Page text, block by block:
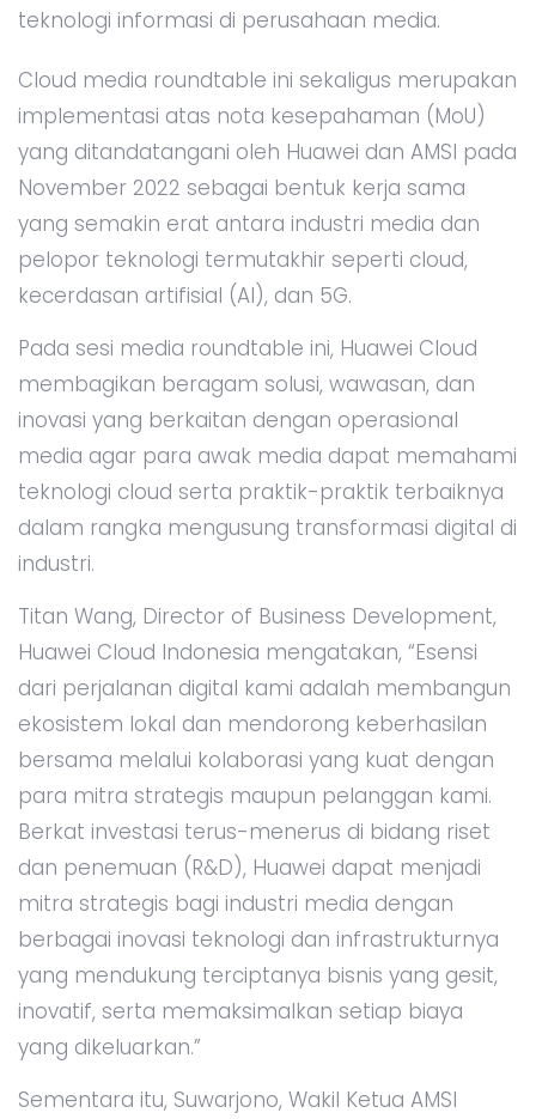
teknologi informasi di perusahaan media.
Cloud media roundtable ini sekaligus merupakan
implementasi atas nota kesepahaman (MoU)
yang ditandatangani oleh Huawei dan AMSI pada
November 2022 sebagai bentuk kerja sama
yang semakin erat antara industri media dan
pelopor teknologi termutakhir seperti cloud,
kecerdasan artifisial (AI), dan 5G.
Pada sesi media roundtable ini, Huawei Cloud
membagikan beragam solusi, wawasan, dan
inovasi yang berkaitan dengan operasional
media agar para awak media dapat memahami
teknologi cloud serta praktik-praktik terbaiknya
dalam rangka mengusung transformasi digital di
industri.
Titan Wang, Director of Business Development,
Huawei Cloud Indonesia mengatakan, “Esensi
dari perjalanan digital kami adalah membangun
ekosistem lokal dan mendorong keberhasilan
bersama melalui kolaborasi yang kuat dengan
para mitra strategis maupun pelanggan kami.
Berkat investasi terus-menerus di bidang riset
dan penemuan (R&D), Huawei dapat menjadi
mitra strategis bagi industri media dengan
berbagai inovasi teknologi dan infrastrukturnya
yang mendukung terciptanya bisnis yang gesit,
inovatif, serta memaksimalkan setiap biaya
yang dikeluarkan.”
Sementara itu, Suwarjono, Wakil Ketua AMSI